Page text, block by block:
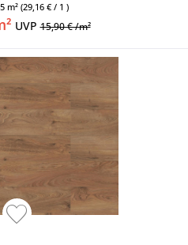
m² (29,16 € / 1 )
UVP15,90 € /m²